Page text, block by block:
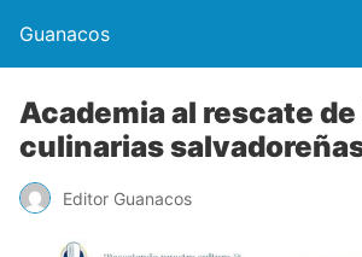
Guanacos
Academia al rescate
culinarias
Editor Guanacos